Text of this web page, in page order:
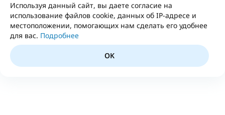
Используя данный сайт, вы даете согласие на
использование файлов cookie, данных об IP-адресе и
местоположении, помогающих нам сделать его удобнее
для вас. Подробнее
OK